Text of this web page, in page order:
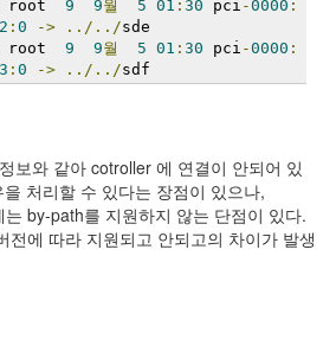
root 9 9월 5 01 : 30 pci -0000 :
2 : 0 -> ../../sde
root 9 9월 5 01 : 30 pci -0000 :
3 : 0 -> ../../sdf
보와 같아 cotroller 에 연결이 안되어 있
처리할 수 있다는 장점이 있으나,
by-path를 지원하지 않는 단점이 있다.
전에 따라 지원되고 안되고의 차이가 발생